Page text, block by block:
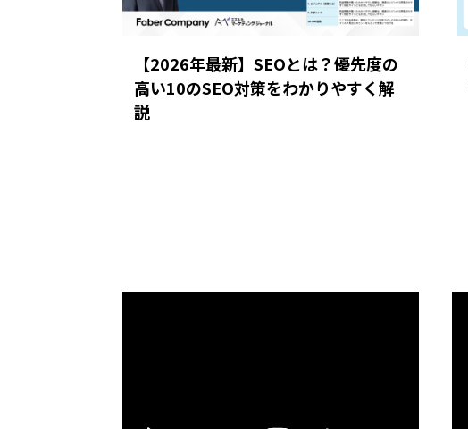
【2026年最新】SEOとは？優先度の
高い10のSEO対策をわかりやすく解
説